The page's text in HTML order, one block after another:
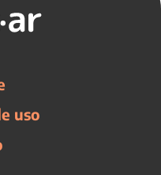
uso